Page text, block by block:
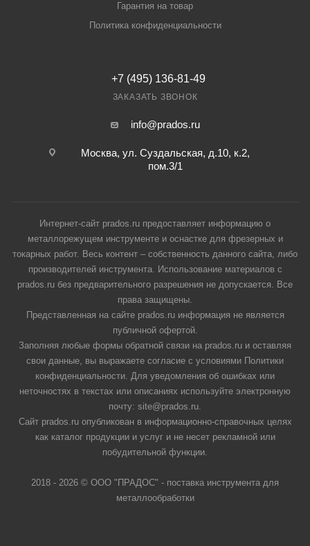
Гарантия на товар
Политика конфиденциальности
+7 (495) 136-81-49
ЗАКАЗАТЬ ЗВОНОК
info@prados.ru
Москва, ул. Суздальская, д.10, к.2,
пом.3/1
Интернет-сайт prados.ru предоставляет информацию о
металлорежущем инструменте и оснастке для фрезерных и
токарных работ. Весь контент – собственность данного сайта, либо
производителей инструмента. Использование материалов с
prados.ru без предварительного разрешения не допускается. Все
права защищены.
Представленная на сайте prados.ru информация не является
публичной офертой.
Заполняя любые формы обратной связи на prados.ru и оставляя
свои данные, вы выражаете согласие с условиями Политики
конфиденциальности. Для уведомления об ошибках или
неточностях в текстах или описаниях используйте электронную
почту: site@prados.ru.
Сайт prados.ru опубликован в информационно-справочных целях
как каталог продукции и услуг и не несет рекламной или
побудительной функции.
2018 - 2026 © ООО "ПРАДОС" - поставка инструмента для
металлообработки